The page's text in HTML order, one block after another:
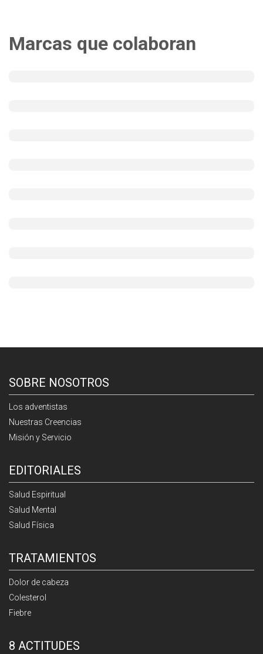
Marcas que colaboran
SOBRE NOSOTROS
Los adventistas
Nuestras Creencias
Misión y Servicio
EDITORIALES
Salud Espiritual
Salud Mental
Salud Física
TRATAMIENTOS
Dolor de cabeza
Colesterol
Fiebre
8 ACTITUDES